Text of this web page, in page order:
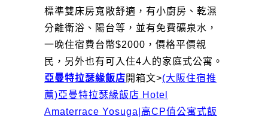
標準雙床房寬敞舒適，有小廚房、乾濕
分離衛浴、陽台等，並有免費礦泉水，
一晚住宿費台幣$2000，價格平價親
民，另外也有可入住4人的家庭式公寓。
亞曼特拉瑟緣飯店開箱文>(大阪住宿推
薦)亞曼特拉瑟緣飯店 Hotel
Amaterrace Yosuga|高CP值公寓式飯